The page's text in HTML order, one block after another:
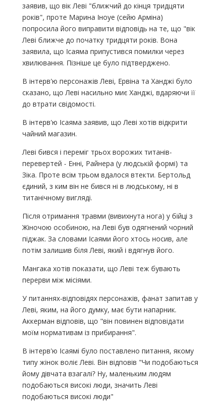
заявив, що вік Леві "ближчий до кінця тридцяти
років", проте Марина Іноуе (сейю Арміна)
попросила його виправити відповідь на те, що "вік
Леві ближче до початку тридцяти років. Вона
заявила, що Ісаяма припустився помилки через
хвилювання. Пізніше це було підтверджено.
В інтерв'ю персонажів Леві, Ервіна та Ханджі було
сказано, що Леві насильно миє Ханджі, вдаряючи її
до втрати свідомості.
В інтерв'ю Ісаяма заявив, що Леві хотів відкрити
чайний магазин.
Леві бився і переміг трьох ворожих титанів-
перевертей - Енні, Райнера (у людській формі) та
Зіка. Проте всім трьом вдалося втекти. Бертольд
єдиний, з ким він не бився ні в людському, ні в
титанічному вигляді.
Після отримання травми (вивихнута нога) у бійці з
Жіночою особиною, на Леві був одягнений чорний
піджак. За словами Ісаями його хтось носив, але
потім залишив біля Леві, який і вдягнув його.
Мангака хотів показати, що Леві теж бувають
перерви між місіями.
У питаннях-відповідях персонажів, фанат запитав у
Леві, яким, на його думку, має бути напарник.
Аккерман відповів, що "він повинен відповідати
моїм нормативам із прибирання".
В інтерв'ю Ісаямі було поставлено питання, якому
типу жінок воліє Леві. Він відповів "Чи подобаються
йому дівчата взагалі? Ну, маленьким людям
подобаються високі люди, значить Леві
подобаються високі люди"